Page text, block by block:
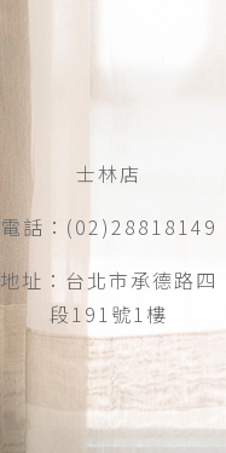
士林店
電話：(02)28818149
地址：台北市承德路四
段191號1樓